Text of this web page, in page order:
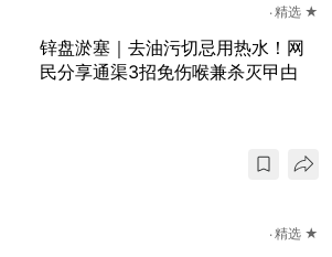
精选 ★
锌盘淤塞｜去油污切忌用热水！网
民分享通渠3招免伤喉兼杀灭曱甴
精选 ★